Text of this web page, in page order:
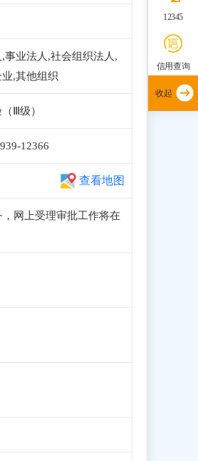
事业法人,社会组织法人,
,其他组织
Ⅲ级）
12366
查看地图
网上受理审批工作将在
12345
信用查询
收起